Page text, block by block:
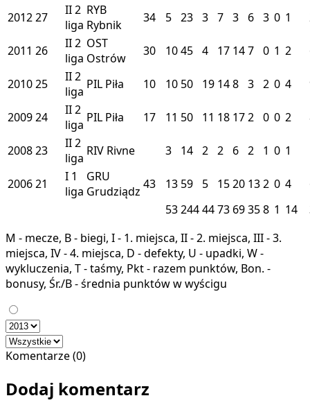
201227 II2
liga
RYB
Rybnik
34 5 23 3 7 3 6 3 0 1
2011 26 II2
liga
OST
Ostrów
30 1045 4 17 147 0 1 2
201025 II2
liga PIL Piła 10 10 50 19 148 3 2 0 4
200924 II2
liga PIL Piła 17 11 50 11 18 172 0 0 2
200823 II2
liga RIV Rivne 3 14 2 2 6 2 1 0 1
200621 I 1
liga
GRU
Grudziądz 43 13 59 5 1520 132 0 4
532444473 69358 1 14
M - mecze, B - biegi, I - 1. miejsca, II - 2. miejsca, III - 3.
miejsca, IV - 4. miejsca, D - defekty, U - upadki, W -
wykluczenia, T - taśmy, Pkt - razem punktów, Bon. -
bonusy, Śr./B - średnia punktów w wyścigu
Komentarze (0)
Dodaj komentarz